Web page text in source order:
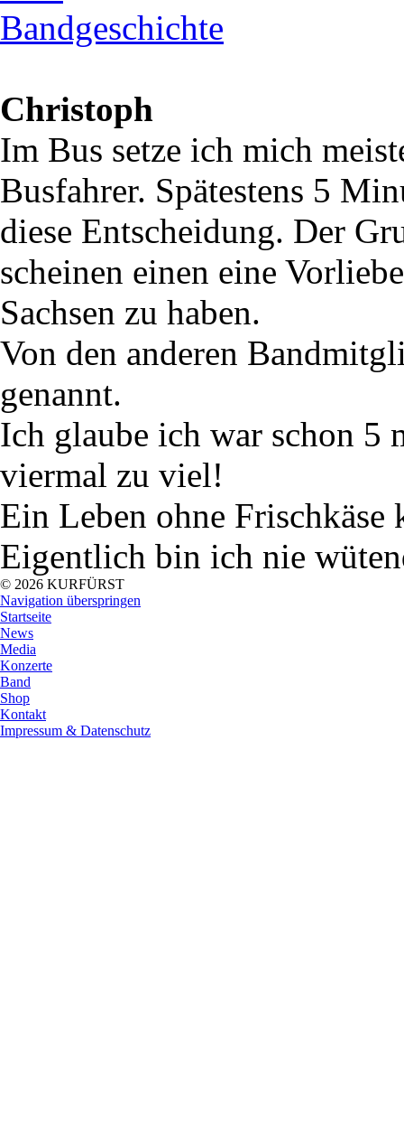
Bandgeschichte
Christoph
Im Bus setze ich mich
Busfahrer. Spätestens 5
diese Entscheidung. Der
scheinen einen eine
Sachsen zu haben.
Von den anderen
genannt.
Ich glaube ich war schon 5
viermal zu viel!
Ein Leben ohne
Eigentlich bin ich nie
© 2026 KURFÜRST
Navigation überspringen
Startseite
News
Media
Konzerte
Band
Shop
Kontakt
Impressum & Datenschutz